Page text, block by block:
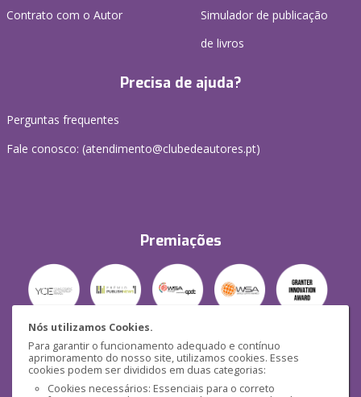
Nós utilizamos Cookies.
Para garantir o funcionamento adequado e contínuo
aprimoramento do nosso site, utilizamos cookies. Esses
cookies podem ser divididos em duas categorias:
Cookies necessários: Essenciais para o correto
Contrato com o Autor
Simulador de publicação
de livros
Precisa de ajuda?
Perguntas frequentes
Fale conosco: (atendimento@clubedeautores.pt)
Premiações
Segurança